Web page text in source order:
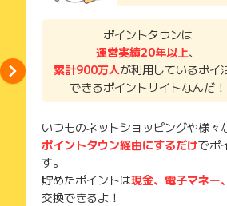
ポイントタウンは
運営実績20年以上、
累計900万人が利用しているポイ
できるポイントサイトなんだ！
いつものネットショッピングや様々
ポイントタウン経由にするだけでポ
す。
貯めたポイントは現金、電子マネー
交換できるよ！